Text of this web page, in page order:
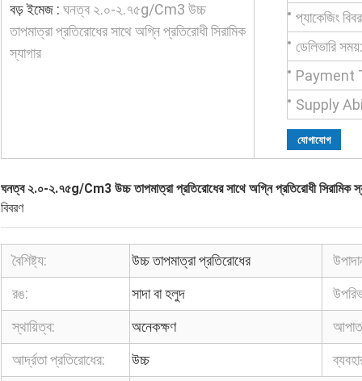
বড় ইমেজ : ঘনত্ব ২.০-২.৭৫g/Cm3 উচ্চ
তাপমাত্রা প্রতিরোধের সাথে অগ্নি প্রতিরোধী সিরামিক
স্যাগার
প্যাকেজিং
ডেলিভারি সময়:
Payment
Supply
যোগাযোগ
ঘনত্ব ২.০-২.৭৫g/Cm3 উচ্চ তাপমাত্রা প্রতিরোধের সাথে অগ্নি প্রতিরোধী সিরামিক
বিবরণ
বৈশিষ্ট্য: উচ্চ তাপমাত্রা প্রতিরোধের
রঙ:
সাদা বা হলুদ
স্থায়িত্ব:
অনেকক্ষণ
আর্দ্রতা প্রতিরোধের:
উচ্চ